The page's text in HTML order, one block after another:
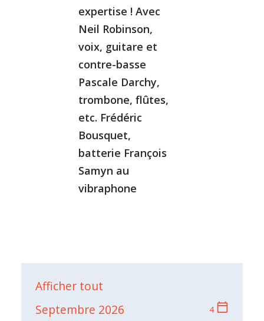
expertise ! Avec
Neil Robinson,
voix, guitare et
contre-basse
Pascale Darchy,
trombone, flûtes,
etc. Frédéric
Bousquet,
batterie François
Samyn au
vibraphone
Afficher tout
Septembre 2026
4 calendar_today